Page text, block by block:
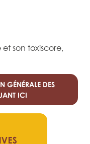
son toxiscore,
GÉNÉRALE DES
ICI